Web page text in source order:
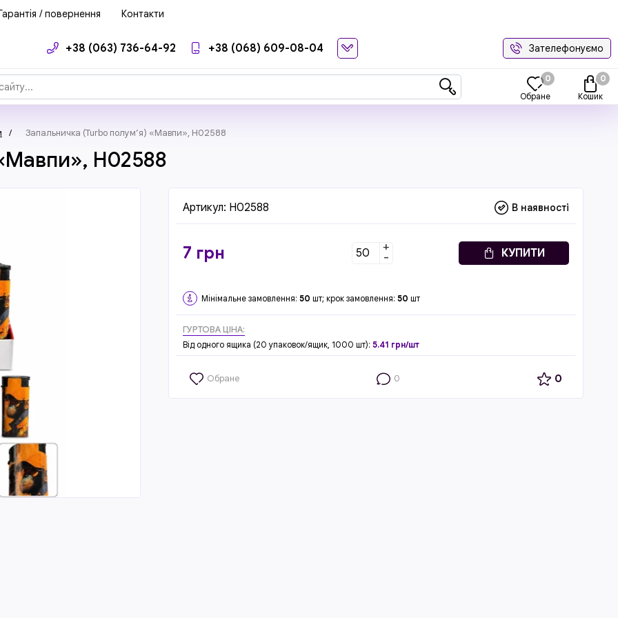
/ повернення Контакти
+38 (063) 736-64-92 +38 (068) 609-08-04 Зателефонуємо
Обране
0
Кошик
0
/ Запальничка (Turbo полум’я) «Мавпи», H02588
H02588
Артикул: H02588 В наявності
7 грн +
- КУПИТИ
Мінімальне замовлення: 50 шт; крок замовлення: 50 шт
ГУРТОВА ЦІНА:
Від одного ящика (20 упаковок/ящик, 1000 шт): 5.41 грн/шт
Обране 0 0